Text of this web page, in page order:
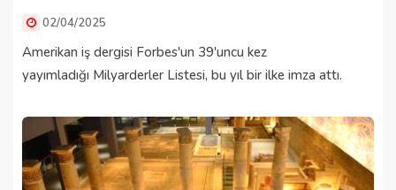
02/04/2025
Amerikan iş dergisi Forbes'un 39'uncu kez
yayımladığı Milyarderler Listesi, bu yıl bir ilke imza attı.